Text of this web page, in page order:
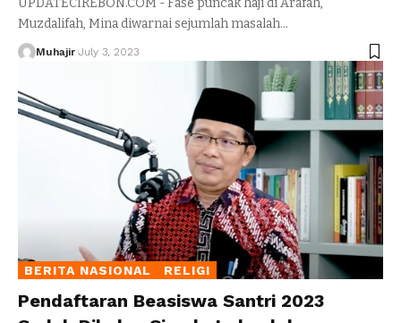
Muzdalifah, Mina diwarnai sejumlah masalah…
Muhajir July 3, 2023
BERITA NASIONAL RELIGI
Pendaftaran Beasiswa Santri 2023